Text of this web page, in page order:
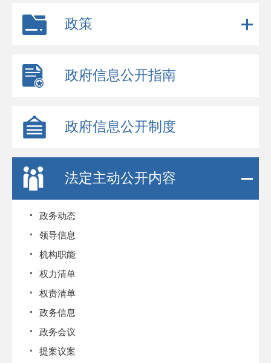
政策
政府信息公开指南
政府信息公开制度
法定主动公开内容
政务动态
领导信息
机构职能
权力清单
权责清单
政务信息
政务会议
提案议案